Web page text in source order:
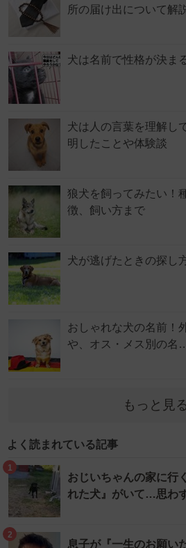
所の届け出について解
犬は名前で性格が決ま
犬は人の言葉を理解し
明したことや体験談
狼犬を飼ってみたい！
徴、飼い方まで
犬が逃げたときの探し
おしゃれな犬の名前！
や、オス・メス別の名
もっと見
よく読まれている記事
1
おじいちゃんの家に行
れた犬』がいて…思わ
2
息子が『一生のお願い